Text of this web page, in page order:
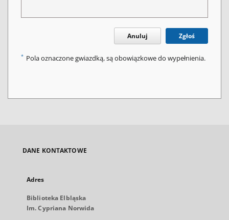
Anuluj Zgłoś
* Pola oznaczone gwiazdką, są obowiązkowe do wypełnienia.
DANE KONTAKTOWE
Adres
Biblioteka Elbląska
Im. Cypriana Norwida